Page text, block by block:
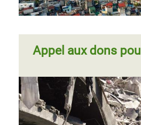
Appel aux dons